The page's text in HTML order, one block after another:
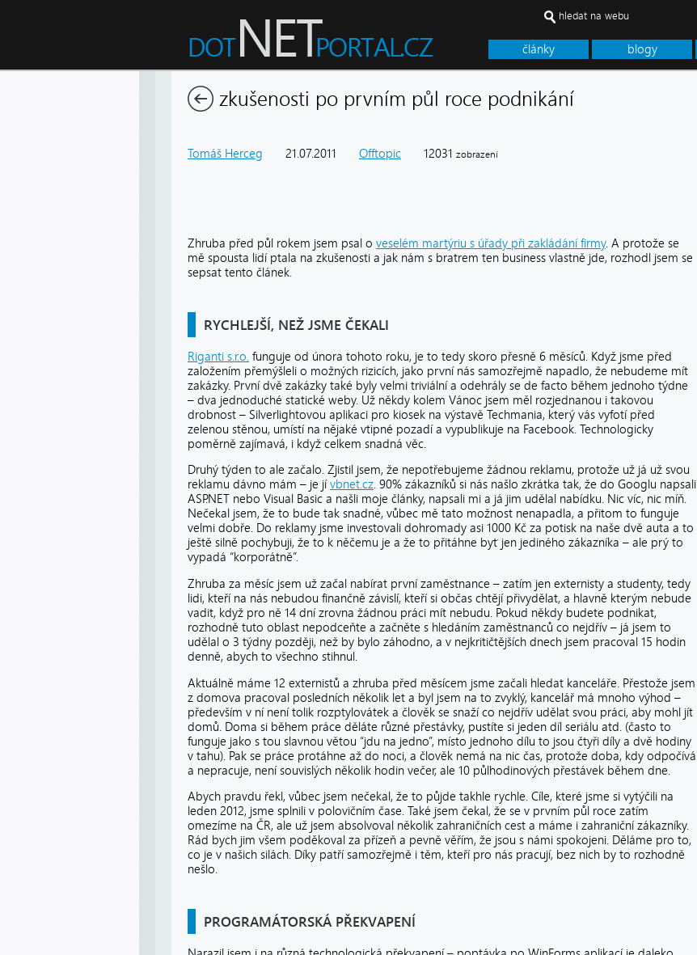
články blogy
hledat na webu
zkušenosti po prvním půl roce podnikání
Tomáš Herceg 21.07.2011 Offtopic 12031 zobrazení
Zhruba před půl rokem jsem psal o veselém martýriu s úřady při zakládání firmy. A protože se
mě spousta lidí ptala na zkušenosti a jak nám s bratrem ten business vlastně jde, rozhodl jsem se
sepsat tento článek.
RYCHLEJŠÍ, NEŽ JSME ČEKALI
Riganti s.r.o. funguje od února tohoto roku, je to tedy skoro přesně 6 měsíců. Když jsme před
založením přemýšleli o možných rizicích, jako první nás samozřejmě napadlo, že nebudeme mít
zakázky. První dvě zakázky také byly velmi triviální a odehrály se de facto během jednoho týdne
– dva jednoduché statické weby. Už někdy kolem Vánoc jsem měl rozjednanou i takovou
drobnost – Silverlightovou aplikaci pro kiosek na výstavě Techmania, který vás vyfotí před
zelenou stěnou, umístí na nějaké vtipné pozadí a vypublikuje na Facebook. Technologicky
poměrně zajímavá, i když celkem snadná věc.
Druhý týden to ale začalo. Zjistil jsem, že nepotřebujeme žádnou reklamu, protože už já už svou
reklamu dávno mám – je jívbnet.cz. 90% zákazníků si nás našlo zkrátka tak, že do Googlu napsali
ASP.NET nebo Visual Basic a našli moje články, napsali mi a já jim udělal nabídku. Nic víc, nic míň.
Nečekal jsem, že to bude tak snadné, vůbec mě tato možnost nenapadla, a přitom to funguje
velmi dobře. Do reklamy jsme investovali dohromady asi 1000 Kč za potisk na naše dvě auta a to
ještě silně pochybuji, že to k něčemu je a že to přitáhne byť jen jediného zákazníka – ale prý to
vypadá “korporátně”.
Zhruba za měsíc jsem už začal nabírat první zaměstnance – zatím jen externisty a studenty, tedy
lidi, kteří na nás nebudou finančně závislí, kteří si občas chtějí přivydělat, a hlavně kterým nebude
vadit, když pro ně 14 dní zrovna žádnou práci mít nebudu. Pokud někdy budete podnikat,
rozhodně tuto oblast nepodceňte a začněte s hledáním zaměstnanců co nejdřív – já jsem to
udělal o 3 týdny později, než by bylo záhodno, a v nejkritičtějších dnech jsem pracoval 15 hodin
denně, abych to všechno stihnul.
Aktuálně máme 12 externistů a zhruba před měsícem jsme začali hledat kanceláře. Přestože jsem
z domova pracoval posledních několik let a byl jsem na to zvyklý, kancelář má mnoho výhod –
především v ní není tolik rozptylovátek a člověk se snaží co nejdřív udělat svou práci, aby mohl jít
domů. Doma si během práce děláte různé přestávky, pustíte si jeden díl seriálu atd. (často to
funguje jako s tou slavnou větou “jdu na jedno”, místo jednoho dílu to jsou čtyři díly a dvě hodiny
v tahu). Pak se práce protáhne až do noci, a člověk nemá na nic čas, protože doba, kdy odpočívá
a nepracuje, není souvislých několik hodin večer, ale 10 půlhodinových přestávek během dne.
Abych pravdu řekl, vůbec jsem nečekal, že to půjde takhle rychle. Cíle, které jsme si vytýčili na
leden 2012, jsme splnili v polovičním čase. Také jsem čekal, že se v prvním půl roce zatím
omezíme na ČR, ale už jsem absolvoval několik zahraničních cest a máme i zahraniční zákazníky.
Rád bych jim všem poděkoval za přízeň a pevně věřím, že jsou s námi spokojeni. Děláme pro to,
co je v našich silách. Díky patří samozřejmě i těm, kteří pro nás pracují, bez nich by to rozhodně
nešlo.
PROGRAMÁTORSKÁ PŘEKVAPENÍ